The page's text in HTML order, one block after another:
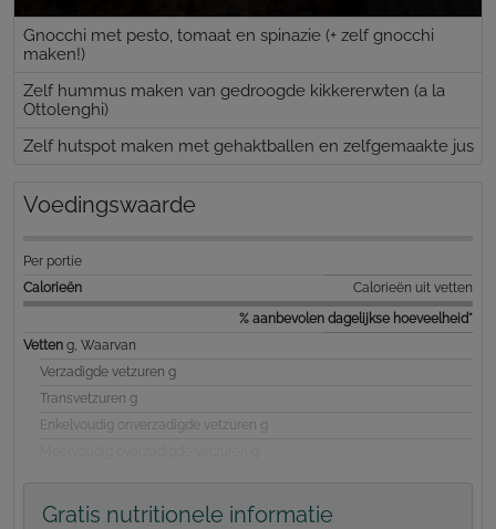
Gnocchi met pesto, tomaat en spinazie (+ zelf gnocchi
maken!)
Zelf hummus maken van gedroogde kikkererwten (a la
Ottolenghi)
Zelf hutspot maken met gehaktballen en zelfgemaakte jus
Voedingswaarde
Per portie
Calorieën
Calorieën uit vetten
% aanbevolen dagelijkse hoeveelheid*
Vetten g, Waarvan
Verzadigde vetzuren g
Transvetzuren g
Enkelvoudig onverzadigde vetzuren g
Gratis nutritionele informatie